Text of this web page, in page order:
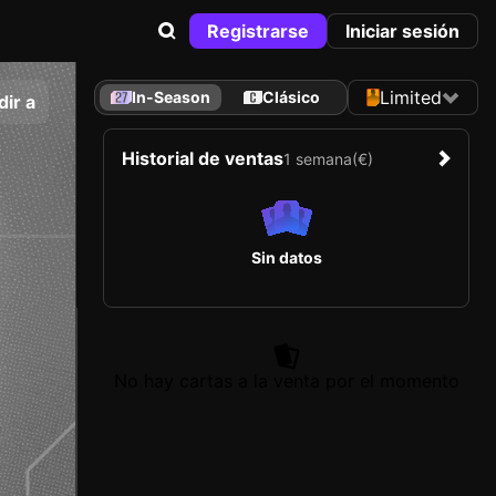
Registrarse Iniciar sesión
a In-Season Clásico Limited
Historial de ventas1 semana(€)
Sin datos